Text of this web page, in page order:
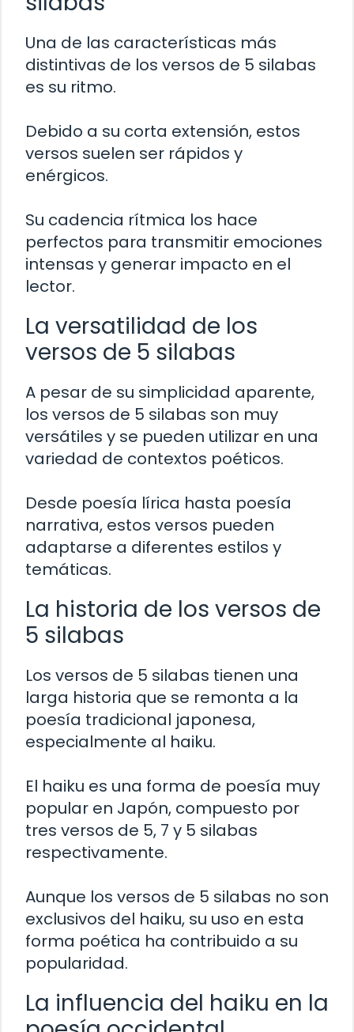
Una de las características más
distintivas de los versos de 5 silabas
es su ritmo.
Debido a su corta extensión, estos
versos suelen ser rápidos y
enérgicos.
Su cadencia rítmica los hace
perfectos para transmitir emociones
intensas y generar impacto en el
lector.
La versatilidad de los
versos de 5 silabas
A pesar de su simplicidad aparente,
los versos de 5 silabas son muy
versátiles y se pueden utilizar en una
variedad de contextos poéticos.
Desde poesía lírica hasta poesía
narrativa, estos versos pueden
adaptarse a diferentes estilos y
temáticas.
La historia de los versos de
5 silabas
Los versos de 5 silabas tienen una
larga historia que se remonta a la
poesía tradicional japonesa,
especialmente al haiku.
El haiku es una forma de poesía muy
popular en Japón, compuesto por
tres versos de 5, 7 y 5 silabas
respectivamente.
Aunque los versos de 5 silabas no son
exclusivos del haiku, su uso en esta
forma poética ha contribuido a su
popularidad.
La influencia del haiku en la